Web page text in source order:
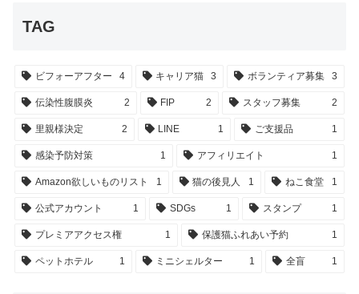
TAG
ビフォーアフター 4 キャリア猫 3 ボランティア募集 3
伝染性腹膜炎 2 FIP 2 スタッフ募集 2
里親様決定 2 LINE 1 ご支援品 1
感染予防対策 1 アフィリエイト 1
Amazon欲しいものリスト 1 猫の後見人 1 ねこ食堂 1
公式アカウント 1 SDGs 1 スタンプ 1
プレミアアクセス権 1 保護猫ふれあい予約 1
ペットホテル 1 ミニシェルター 1 全盲 1